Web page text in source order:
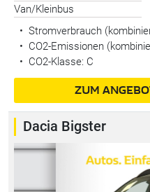
Van/Kleinbus
• Stromverbrauch
• CO2-Emissionen
• CO2-Klasse: C
ZUM
Dacia Bigster